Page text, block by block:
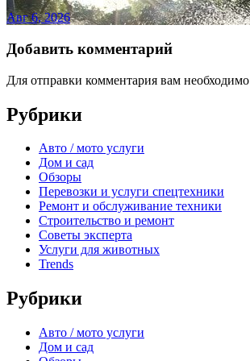
Авг 6, 2026
Добавить комментарий
Для отправки комментария вам необходимо
Рубрики
Авто / мото услуги
Дом и сад
Обзоры
Перевозки и услуги спецтехники
Ремонт и обслуживание техники
Строительство и ремонт
Советы эксперта
Услуги для животных
Trends
Рубрики
Авто / мото услуги
Дом и сад